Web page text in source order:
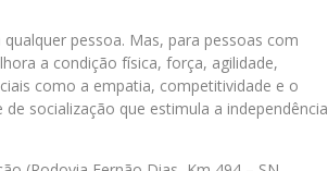
pessoa. Mas, para pessoas com
a condição física, força, agilidade,
como a empatia, competitividade e o
socialização que estimula a independência